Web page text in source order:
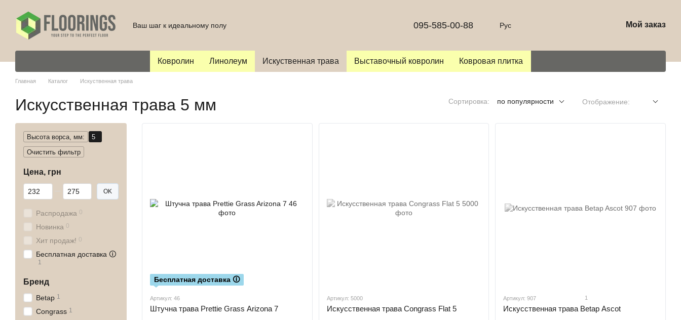
Ваш шаг к идеальному полу 095-585-00-88 Рус Мой заказ
Ковролин Линолеум Искуственная трава Выставочный ковролин Ковровая плитка
Главная Каталог Искуственная трава
Искусственная трава 5 мм Сортировка: по популярности Отображение:
Бесплатная доставка 🛈
Артикул: 46
Штучна трава Prettie Grass Arizona 7
Артикул: 5000
Искусственная трава Congrass Flat 5
Артикул: 907 1
Искусственная трава Betap Ascot
Высота ворса, мм:
5
Очистить фильтр
Цена, грн
От Цена, грн
До Цена, грн OK
Распродажа 0
Новинка 0
Хит продаж! 0
Бесплатная доставка 🛈
1
Бренд
Betap 1
Congrass 1